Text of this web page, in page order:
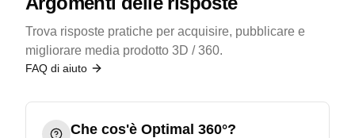
Trova risposte pratiche per acquisire, pubblicare e
migliorare media prodotto 3D / 360.
FAQ di aiuto
Che cos'è Optimal 360°?